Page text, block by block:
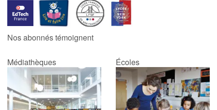
Nos abonnés témoignent
Médiathèques Écoles